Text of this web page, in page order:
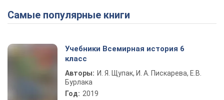
Play Video
Самые популярные книги
Учебники Всемирная история 6
класс
Авторы: И. Я. Щупак, И. А. Пискарева, Е.В.
Бурлака
Год: 2019